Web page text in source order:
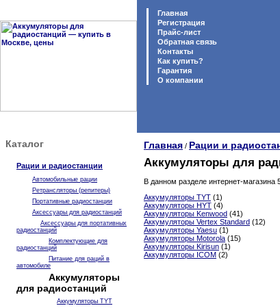
Главная
Регистрация
Прайс-лист
Обратная связь
Контакты
Как купить?
Гарантия
O компании
Каталог
Рации и радиостанции
Автомобильные рации
Ретрансляторы (репитеры)
Портативные радиостанции
Аксессуары для радиостанций
Аксессуары для портативных
радиостанций
Комплектующие для
радиостанций
Питание для раций в
автомобиле
Аккумуляторы
для радиостанций
Аккумуляторы TYT
Главная / Рации и
Аккумуляторы для
В данном разделе интернет-
Аккумуляторы TYT (1)
Аккумуляторы HYT (4)
Аккумуляторы Kenwood (41)
Аккумуляторы Vertex Standard (12)
Аккумуляторы Yaesu (1)
Аккумуляторы Motorola (15)
Аккумуляторы Kirisun (1)
Аккумуляторы ICOM (2)